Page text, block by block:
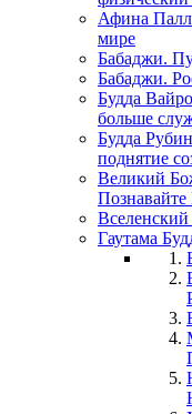
Афина
мире
Бабаджи.
Бабаджи.
Будда
больше
Будда
поднятие
Великий
Гаутама